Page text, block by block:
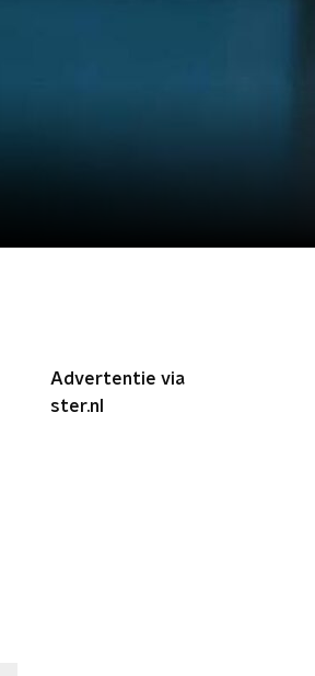
Advertentie via
ster.nl